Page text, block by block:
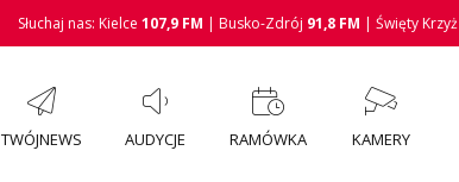
Słuchaj nas: Kielce 107,9 FM | Busko-Zdrój 91,8 FM | Święty Krzyż
TWÓJNEWS AUDYCJE RAMÓWKA KAMERY